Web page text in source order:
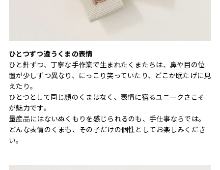
ひとつずつ違うくまの表情
ひと針ずつ、丁寧な手作業で生まれたくまたちは、鼻や目の位
置が少しずつ異なり、にっこり笑っていたり、どこか眠たげに見
えたり。
ひとつとして同じ顔のくまはなく、表情に宿るユニークさこそ
が魅力です。
量産品にはないぬくもりを感じられるのも、手仕事ならでは。
どんな表情のくまも、その子だけの個性としてお楽しみくださ
い。